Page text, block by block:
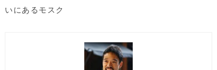
いにあるモスク